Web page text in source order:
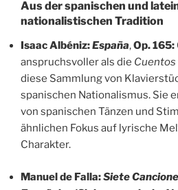
Aus der spanischen und
nationalistischen Tradition
Isaac Albéniz:España,Op. 165:
anspruchsvoller als die
diese Sammlung von
spanischen Nationalismus. Sie
von spanischen Tänzen und
ähnlichen Fokus auf lyrische
Charakter.
Manuel de Falla:Siete